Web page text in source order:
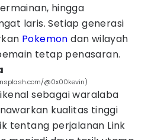
hingga
laris. Setiap generasi
Pokemon dan wilayah
tetap penasaran.
@0x00kevin)
sebagai waralaba
kualitas tinggi
tentang perjalanan Link